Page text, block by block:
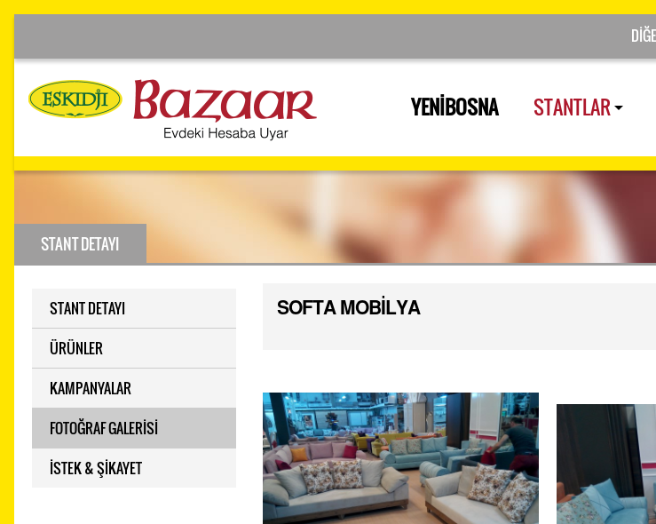
YENİBOSNA STANTLAR
STANT DETAYI
STANT DETAYI
ÜRÜNLER
KAMPANYALAR
FOTOĞRAF GALERİSİ
İSTEK & ŞİKAYET
SOFTA MOBİLYA